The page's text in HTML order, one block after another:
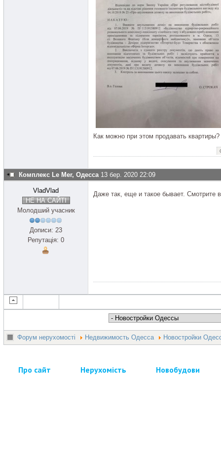
Как можно при этом продавать
Комплекс Le Mer, Одесса 13 бер. 2020 22:09
VladVlad
НЕ НА САЙТІ
Молодший учасник
Дописи: 23
Репутація: 0
Даже так, еще и такое бывает. Смотрите
Форум нерухомості Недвижимость Одесса Новостройки
Про сайт Нерухомість Новобудови